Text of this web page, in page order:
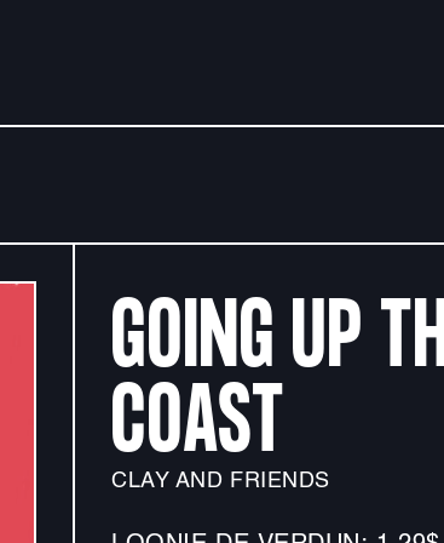
GOING UP
COAST
CLAY AND FRIENDS